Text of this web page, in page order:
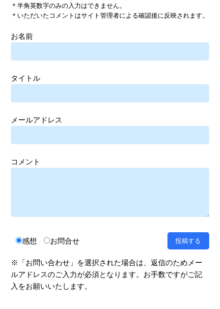
＊半角英数字のみの入力はできません。
＊いただいたコメントはサイト管理者による確認後に反映されます。
お名前
タイトル
メールアドレス
コメント
感想 お問合せ
※「お問い合わせ」を選択された場合は、返信のためメー
ルアドレスのご入力が必須となります。お手数ですがご記
入をお願いいたします。